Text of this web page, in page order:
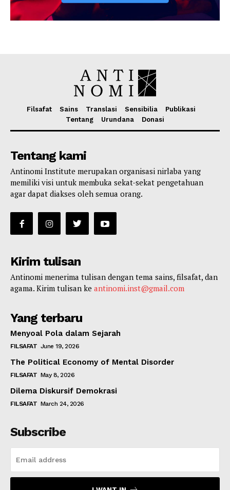
Filsafat Sains Translasi Sensibilia
Publikasi
Tentang
Urundana Donasi
Tentang kami
Antinomi Institute merupakan organisasi nirlaba yang
memiliki visi untuk membuka sekat-sekat pengetahuan
agar dapat diakses oleh semua orang.
Kirim tulisan
Antinomi menerima tulisan dengan tema sains, filsafat, dan
agama. Kirim tulisan ke antinomi.inst@gmail.com
Yang terbaru
Menyoal Pola dalam Sejarah
FILSAFAT June 19, 2026
The Political Economy of Mental Disorder
FILSAFAT May 8, 2026
Dilema Diskursif Demokrasi
FILSAFAT March 24, 2026
Subscribe